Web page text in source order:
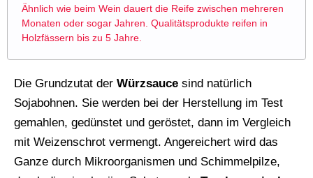
Ähnlich wie beim Wein dauert die Reife zwischen mehreren
Monaten oder sogar Jahren. Qualitätsprodukte reifen in
Holzfässern bis zu 5 Jahre.
Die Grundzutat der Würzsauce sind natürlich
Sojabohnen. Sie werden bei der Herstellung im Test
gemahlen, gedünstet und geröstet, dann im Vergleich
mit Weizenschrot vermengt. Angereichert wird das
Ganze durch Mikroorganismen und Schimmelpilze,